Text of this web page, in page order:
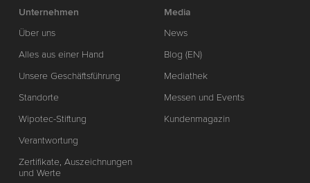
Unternehmen
Über uns
Alles aus einer Hand
Unsere Geschäftsführung
Standorte
Wipotec-Stiftung
Verantwortung
Zertifikate, Auszeichnungen
und Werte
Media
News
Blog (EN)
Mediathek
Messen und Events
Kundenmagazin